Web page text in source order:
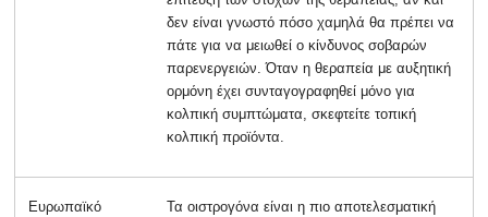
δεν είναι γνωστό πόσο χαμηλά θα πρέπει να
πάτε για να μειωθεί ο κίνδυνος σοβαρών
παρενεργειών. Όταν η θεραπεία με αυξητική
ορμόνη έχει συνταγογραφηθεί μόνο για
κολπική συμπτώματα, σκεφτείτε τοπική
κολπική προϊόντα.
Ευρωπαϊκό
Τα οιστρογόνα είναι η πιο αποτελεσματική